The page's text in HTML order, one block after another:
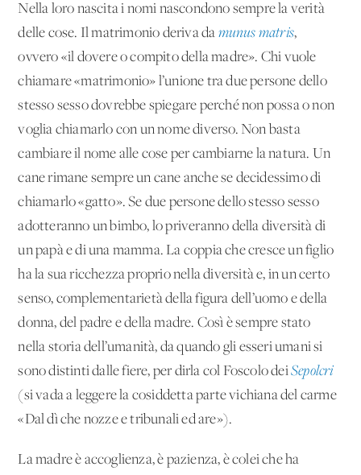
Nella loro nascita i nomi nascondono sempre la verità
delle cose. Il matrimonio deriva da munus matris,
ovvero «il dovere o compito della madre». Chi vuole
chiamare «matrimonio» l’unione tra due persone dello
stesso sesso dovrebbe spiegare perché non possa o non
voglia chiamarlo con un nome diverso. Non basta
cambiare il nome alle cose per cambiarne la natura. Un
cane rimane sempre un cane anche se decidessimo di
chiamarlo «gatto». Se due persone dello stesso sesso
adotteranno un bimbo, lo priveranno della diversità di
un papà e di una mamma. La coppia che cresce un figlio
ha la sua ricchezza proprio nella diversità e, in un certo
senso, complementarietà della figura dell’uomo e della
donna, del padre e della madre. Così è sempre stato
nella storia dell’umanità, da quando gli esseri umani si
sono distinti dalle fiere, per dirla col Foscolo deiSepolcri
(si vada a leggere la cosiddetta parte vichiana del carme
«Dal dì che nozze e tribunali ed are»).
La madre è accoglienza, è pazienza, è colei che ha